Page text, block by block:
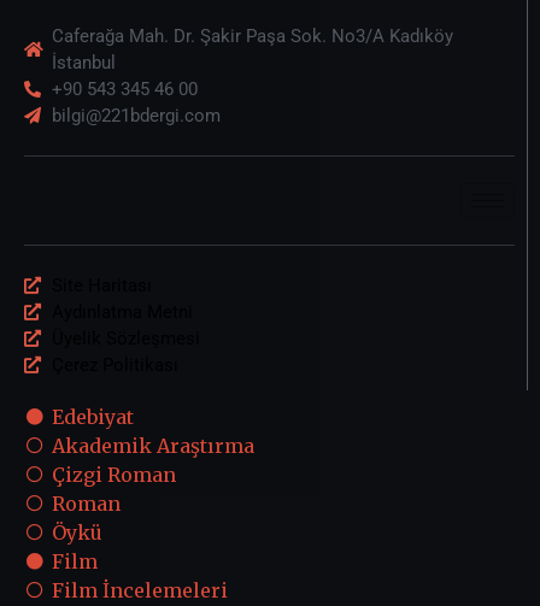
Caferağa Mah. Dr. Şakir Paşa Sok. No3/A Kadıköy
İstanbul
+90 543 345 46 00
bilgi@221bdergi.com
Edebiyat
Akademik Araştırma
Çizgi Roman
Roman
Öykü
Film
Film İncelemeleri